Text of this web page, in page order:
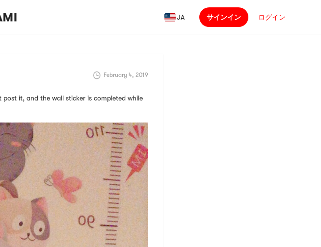
JA サインイン ログイン
February 4, 2019
it, and the wall sticker is completed while